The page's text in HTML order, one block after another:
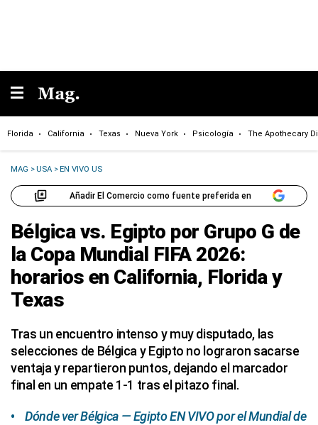
Florida California Texas Nueva York Psicología The Apothecary
MAG >USA >EN VIVO US
Añadir El Comercio como fuente preferida en
Bélgica vs. Egipto por Grupo G de
la Copa Mundial FIFA 2026:
horarios en California, Florida y
Texas
Tras un encuentro intenso y muy disputado, las
selecciones de Bélgica y Egipto no lograron sacarse
ventaja y repartieron puntos, dejando el marcador
final en un empate 1-1 tras el pitazo final.
Dónde ver Bélgica — Egipto EN VIVO por el Mundial de